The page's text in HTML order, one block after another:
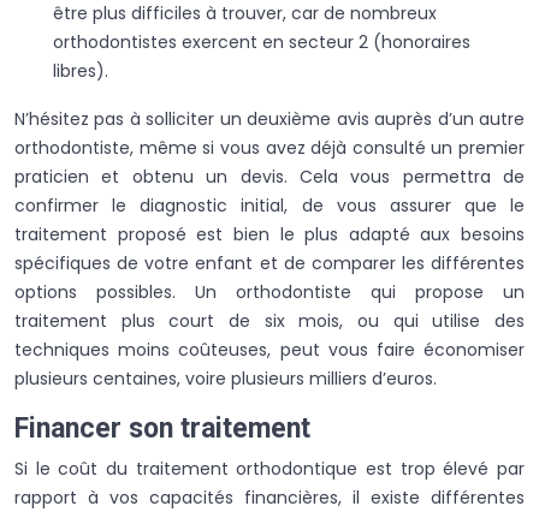
être plus difficiles à trouver, car de nombreux
orthodontistes exercent en secteur 2 (honoraires
libres).
N’hésitez pas à solliciter un deuxième avis auprès d’un autre
orthodontiste, même si vous avez déjà consulté un premier
praticien et obtenu un devis. Cela vous permettra de
confirmer le diagnostic initial, de vous assurer que le
traitement proposé est bien le plus adapté aux besoins
spécifiques de votre enfant et de comparer les différentes
options possibles. Un orthodontiste qui propose un
traitement plus court de six mois, ou qui utilise des
techniques moins coûteuses, peut vous faire économiser
plusieurs centaines, voire plusieurs milliers d’euros.
Financer son traitement
Si le coût du traitement orthodontique est trop élevé par
rapport à vos capacités financières, il existe différentes